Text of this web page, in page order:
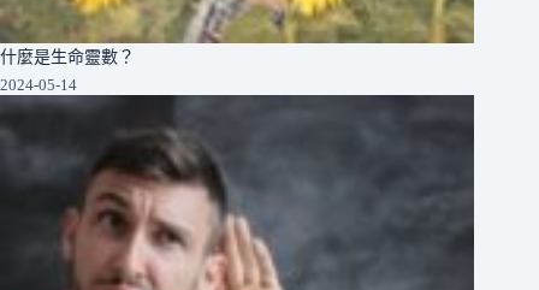
什麼是生命靈數？
2024-05-14